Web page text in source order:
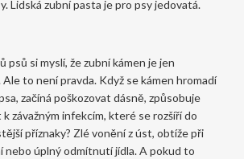
Lidská zubní pasta je pro psy jedovatá.
psů si myslí, že zubní kámen je jen
to není pravda. Když se kámen hromadí
začíná poškozovat dásně, způsobuje
závažným infekcím, které se rozšíří do
příznaky? Zlé vonění z úst, obtíže při
nebo úplný odmítnutí jídla. A pokud to